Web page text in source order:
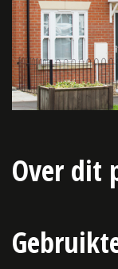
Over dit